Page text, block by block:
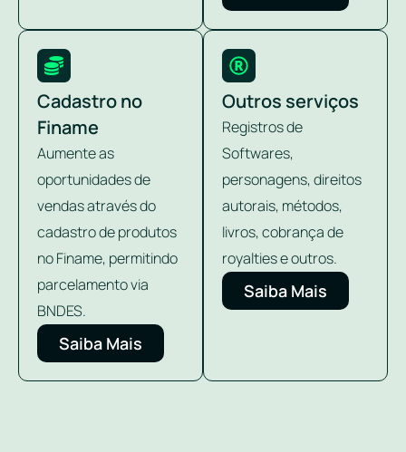
Cadastro no
Finame
Aumente as
oportunidades de
vendas através do
cadastro de produtos
no Finame, permitindo
parcelamento via
BNDES.
Saiba Mais
Outros serviços
Registros de
Softwares,
personagens, direitos
autorais, métodos,
livros, cobrança de
royalties e outros.
Saiba Mais